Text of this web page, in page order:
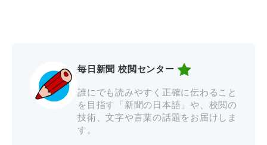
毎日新聞 校閲センター
誰にでも読みやすく正確に伝わること
を目指す「新聞の日本語」や、校閲の
技術、文字や言葉の話題をお届けしま
す。